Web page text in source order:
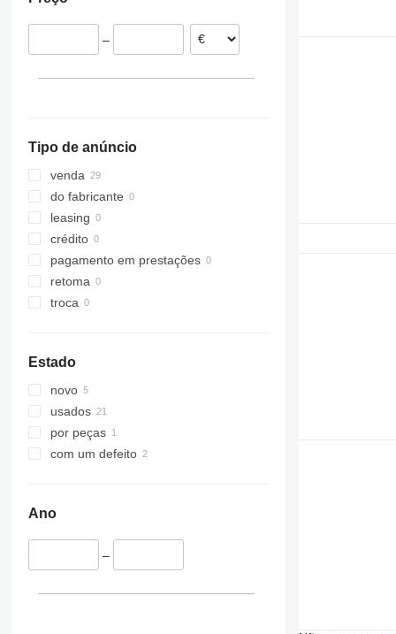
Lituânia
Países Baixos
–
Tipo de anúncio
venda
do fabricante
leasing
crédito
pagamento em prestações
retoma
troca
Estado
novo
usados
por peças
com um defeito
Ano
–